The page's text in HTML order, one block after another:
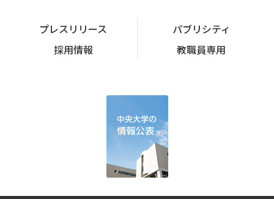
プレスリリース
パブリシティ
採用情報
教職員専用